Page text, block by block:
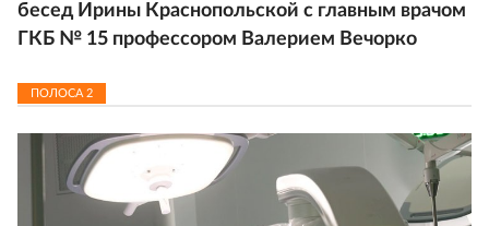
бесед Ирины Краснопольской с главным врачом
ГКБ № 15 профессором Валерием Вечорко
ПОЛОСА2